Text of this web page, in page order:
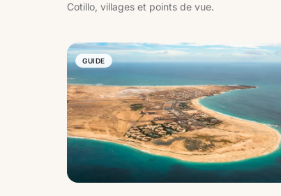
Cotillo, villages et points de vue.
GUIDE